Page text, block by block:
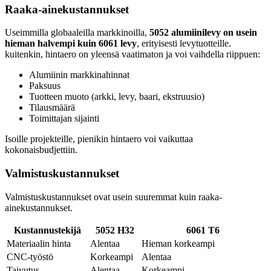
Raaka-ainekustannukset
Useimmilla globaaleilla markkinoilla, 5052 alumiinilevy on usein
hieman halvempi kuin 6061 levy, erityisesti levytuotteille.
kuitenkin, hintaero on yleensä vaatimaton ja voi vaihdella riippuen:
Alumiinin markkinahinnat
Paksuus
Tuotteen muoto (arkki, levy, baari, ekstruusio)
Tilausmäärä
Toimittajan sijainti
Isoille projekteille, pienikin hintaero voi vaikuttaa
kokonaisbudjettiin.
Valmistuskustannukset
Valmistuskustannukset ovat usein suuremmat kuin raaka-
ainekustannukset.
Kustannustekijä 5052 H32
6061 T6
Materiaalin hinta
Alentaa
Hieman korkeampi
CNC-työstö
Korkeampi
Alentaa